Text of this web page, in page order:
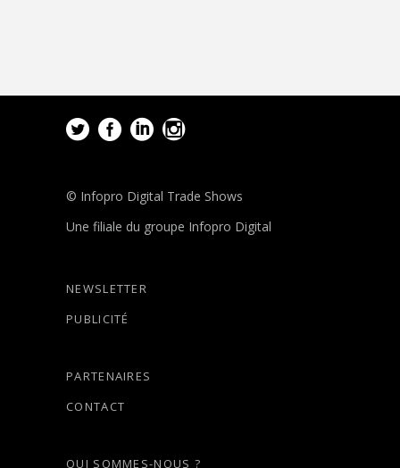
© Infopro Digital Trade Shows
Une filiale du groupe Infopro Digital
NEWSLETTER
PUBLICITÉ
PARTENAIRES
CONTACT
QUI SOMMES-NOUS ?